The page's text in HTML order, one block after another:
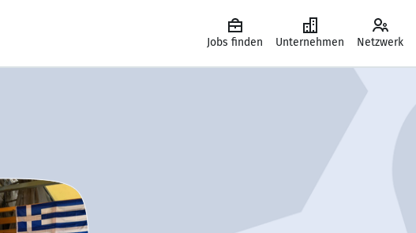
Jobs finden Unternehmen Netzwerk